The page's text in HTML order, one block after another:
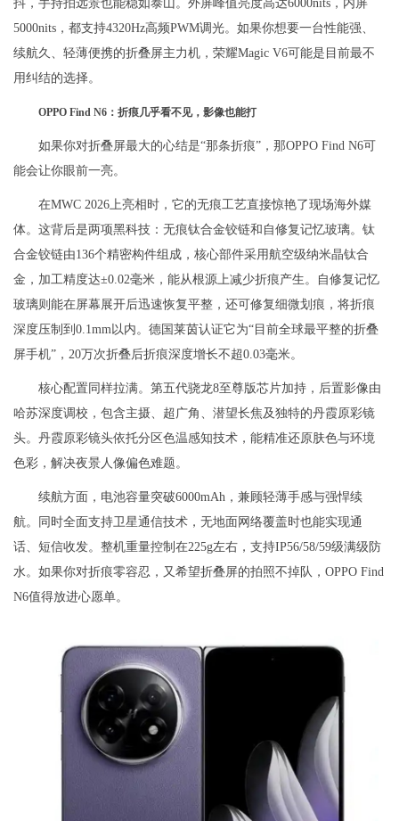
抖，手持拍远景也能稳如泰山。外屏峰值亮度高达6000nits，内屏
5000nits，都支持4320Hz高频PWM调光。如果你想要一台性能强、
续航久、轻薄便携的折叠屏主力机，荣耀Magic V6可能是目前最不
用纠结的选择。
OPPO Find N6：折痕几乎看不见，影像也能打
如果你对折叠屏最大的心结是“那条折痕”，那OPPO Find N6可
能会让你眼前一亮。
在MWC 2026上亮相时，它的无痕工艺直接惊艳了现场海外媒
体。这背后是两项黑科技：无痕钛合金铰链和自修复记忆玻璃。钛
合金铰链由136个精密构件组成，核心部件采用航空级纳米晶钛合
金，加工精度达±0.02毫米，能从根源上减少折痕产生。自修复记忆
玻璃则能在屏幕展开后迅速恢复平整，还可修复细微划痕，将折痕
深度压制到0.1mm以内。德国莱茵认证它为“目前全球最平整的折叠
屏手机”，20万次折叠后折痕深度增长不超0.03毫米。
核心配置同样拉满。第五代骁龙8至尊版芯片加持，后置影像由
哈苏深度调校，包含主摄、超广角、潜望长焦及独特的丹霞原彩镜
头。丹霞原彩镜头依托分区色温感知技术，能精准还原肤色与环境
色彩，解决夜景人像偏色难题。
续航方面，电池容量突破6000mAh，兼顾轻薄手感与强悍续
航。同时全面支持卫星通信技术，无地面网络覆盖时也能实现通
话、短信收发。整机重量控制在225g左右，支持IP56/58/59级满级防
水。如果你对折痕零容忍，又希望折叠屏的拍照不掉队，OPPO Find
N6值得放进心愿单。